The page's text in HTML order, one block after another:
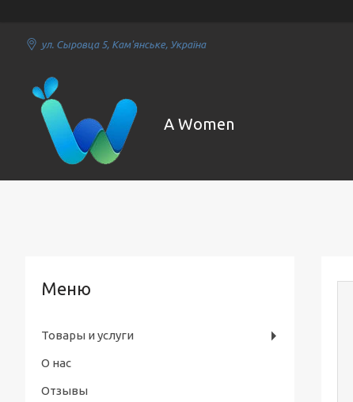
ул. Сыровца 5, Кам'янське, Україна
A Women
Товары и услуги
О нас
Отзывы